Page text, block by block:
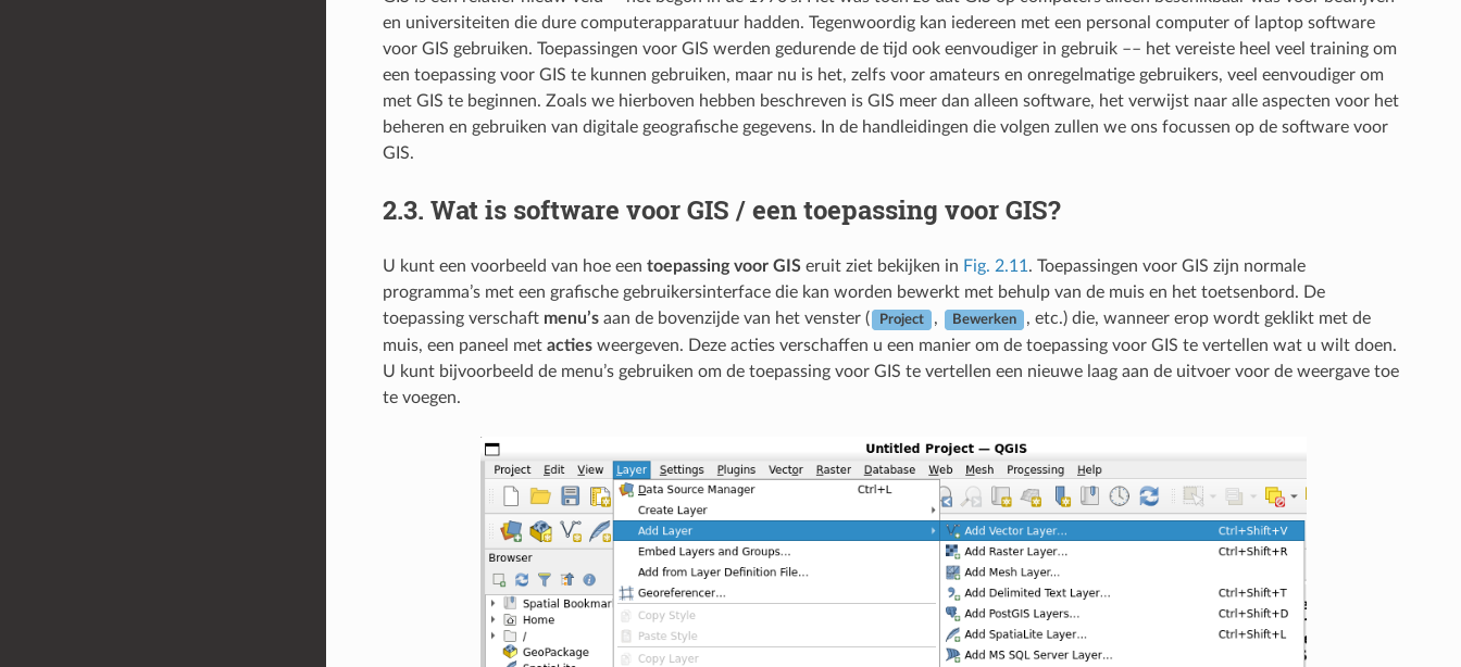
en universiteiten die dure computerapparatuur hadden. Tegenwoordig kan iedereen met een personal computer of laptop software
voor GIS gebruiken. Toepassingen voor GIS werden gedurende de tijd ook eenvoudiger in gebruik –– het vereiste heel veel training om
een toepassing voor GIS te kunnen gebruiken, maar nu is het, zelfs voor amateurs en onregelmatige gebruikers, veel eenvoudiger om
met GIS te beginnen. Zoals we hierboven hebben beschreven is GIS meer dan alleen software, het verwijst naar alle aspecten voor het
beheren en gebruiken van digitale geografische gegevens. In de handleidingen die volgen zullen we ons focussen op de software voor
GIS.
2.3. Wat is software voor GIS / een toepassing voor GIS?
U kunt een voorbeeld van hoe een toepassing voor GISeruit ziet bekijken in Fig. 2.11. Toepassingen voor GIS zijn normale
programma’s met een grafische gebruikersinterface die kan worden bewerkt met behulp van de muis en het toetsenbord. De
toepassing verschaft menu’saan de bovenzijde van het venster ( Project , Bewerken
, etc.) die, wanneer erop wordt geklikt met de
muis, een paneel met actiesweergeven. Deze acties verschaffen u een manier om de toepassing voor GIS te vertellen wat u wilt doen.
U kunt bijvoorbeeld de menu’s gebruiken om de toepassing voor GIS te vertellen een nieuwe laag aan de uitvoer voor de weergave toe
te voegen.